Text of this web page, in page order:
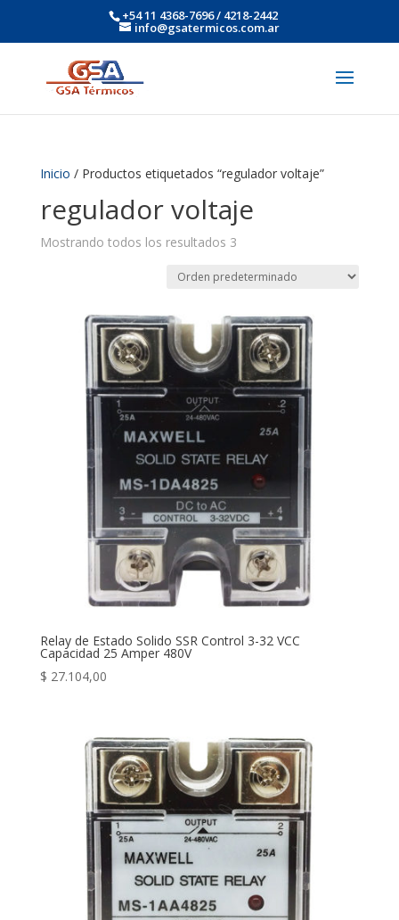
+54 11 4368-7696 / 4218-2442
info@gsatermicos.com.ar
Inicio / Productos etiquetados “regulador voltaje”
regulador voltaje
Mostrando todos los resultados 3
Relay de Estado Solido SSR Control 3-32 VCC
Capacidad 25 Amper 480V
$ 27.104,00